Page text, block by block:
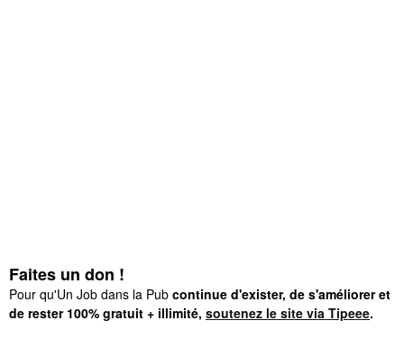
Faites un don !
Pour qu'Un Job dans la Pub continue d'exister, de s'améliorer et
de rester 100% gratuit + illimité, soutenez le site via Tipeee.